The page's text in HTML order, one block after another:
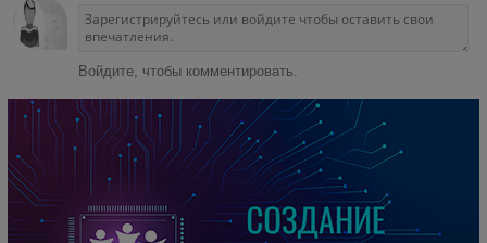
Войдите, чтобы комментировать.